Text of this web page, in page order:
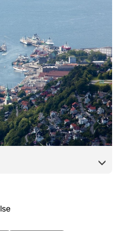
gode og gamle i